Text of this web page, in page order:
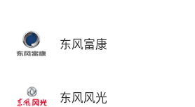
东风富康
东风风光